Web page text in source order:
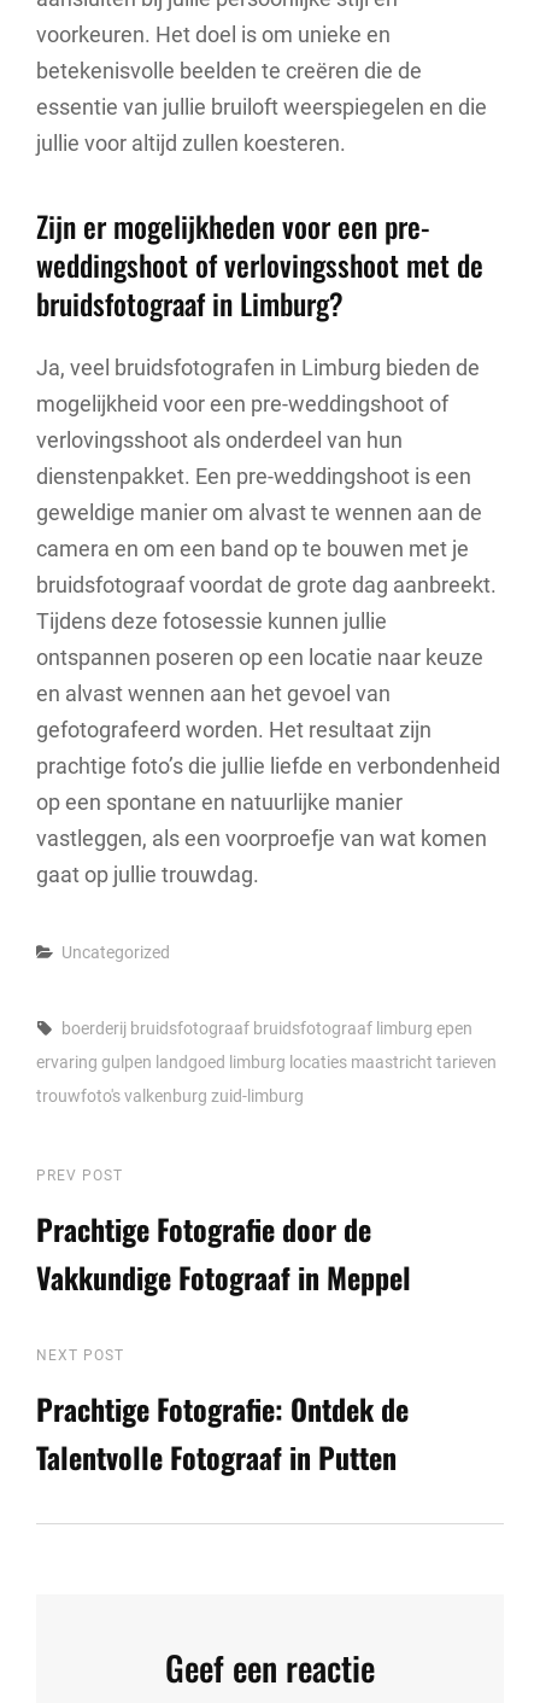
voorkeuren. Het doel is om unieke en
betekenisvolle beelden te creëren die de
essentie van jullie bruiloft weerspiegelen en die
jullie voor altijd zullen koesteren.
Zijn er mogelijkheden voor een pre-
weddingshoot of verlovingsshoot met de
bruidsfotograaf in Limburg?
Ja, veel bruidsfotografen in Limburg bieden de
mogelijkheid voor een pre-weddingshoot of
verlovingsshoot als onderdeel van hun
dienstenpakket. Een pre-weddingshoot is een
geweldige manier om alvast te wennen aan de
camera en om een band op te bouwen met je
bruidsfotograaf voordat de grote dag aanbreekt.
Tijdens deze fotosessie kunnen jullie
ontspannen poseren op een locatie naar keuze
en alvast wennen aan het gevoel van
gefotografeerd worden. Het resultaat zijn
prachtige foto’s die jullie liefde en verbondenheid
op een spontane en natuurlijke manier
vastleggen, als een voorproefje van wat komen
gaat op jullie trouwdag.
Categories
Uncategorized
Tags,
boerderij bruidsfotograaf bruidsfotograaf limburg epen
ervaring gulpen landgoed limburg locaties maastricht tarieven
trouwfoto'svalkenburg zuid-limburg
Berichtnavigatie
Previous
Post
PREV POST
Prachtige Fotografie door de
Vakkundige Fotograaf in Meppel
Next
Post
NEXT POST
Prachtige Fotografie: Ontdek de
Talentvolle Fotograaf in Putten
Geef een reactie